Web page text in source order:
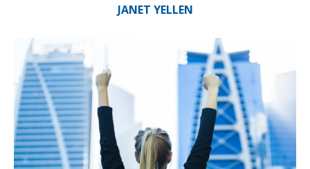
JANET YELLEN